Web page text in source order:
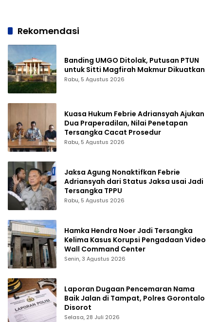
Rekomendasi
Banding UMGO Ditolak, Putusan PTUN
untuk Sitti Magfirah Makmur Dikuatkan
Rabu, 5 Agustus 2026
Kuasa Hukum Febrie Adriansyah Ajukan
Dua Praperadilan, Nilai Penetapan
Tersangka Cacat Prosedur
Rabu, 5 Agustus 2026
Jaksa Agung Nonaktifkan Febrie
Adriansyah dari Status Jaksa usai Jadi
Tersangka TPPU
Rabu, 5 Agustus 2026
Hamka Hendra Noer Jadi Tersangka
Kelima Kasus Korupsi Pengadaan Video
Wall Command Center
Senin, 3 Agustus 2026
Laporan Dugaan Pencemaran Nama
Baik Jalan di Tampat, Polres Gorontalo
Disorot
Selasa, 28 Juli 2026